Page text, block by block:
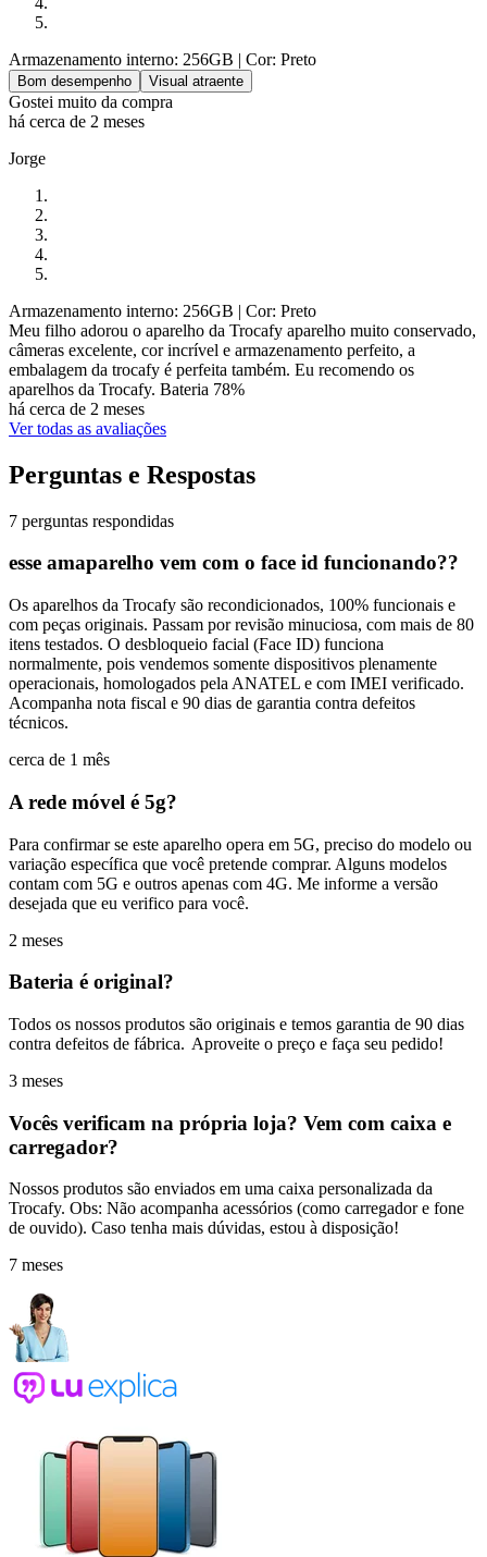
Armazenamento interno: 256GB | Cor: Preto
Bom desempenho Visual atraente
Gostei muito da compra
há cerca de 2 meses
Jorge
Armazenamento interno: 256GB | Cor: Preto
Meu filho adorou o aparelho da Trocafy aparelho muito conservado,
câmeras excelente, cor incrível e armazenamento perfeito, a
embalagem da trocafy é perfeita também. Eu recomendo os
aparelhos da Trocafy. Bateria 78%
há cerca de 2 meses
Ver todas as avaliações
Perguntas e Respostas
7 perguntas respondidas
esse amaparelho vem com o face id funcionando??
Os aparelhos da Trocafy são recondicionados, 100% funcionais e
com peças originais. Passam por revisão minuciosa, com mais de 80
itens testados. O desbloqueio facial (Face ID) funciona
normalmente, pois vendemos somente dispositivos plenamente
operacionais, homologados pela ANATEL e com IMEI verificado.
Acompanha nota fiscal e 90 dias de garantia contra defeitos
técnicos.
cerca de 1 mês
A rede móvel é 5g?
Para confirmar se este aparelho opera em 5G, preciso do modelo ou
variação específica que você pretende comprar. Alguns modelos
contam com 5G e outros apenas com 4G. Me informe a versão
desejada que eu verifico para você.
2 meses
Bateria é original?
Todos os nossos produtos são originais e temos garantia de 90 dias
contra defeitos de fábrica. Aproveite o preço e faça seu pedido!
3 meses
Vocês verificam na própria loja? Vem com caixa e
carregador?
Nossos produtos são enviados em uma caixa personalizada da
Trocafy. Obs: Não acompanha acessórios (como carregador e fone
de ouvido). Caso tenha mais dúvidas, estou à disposição!
7 meses